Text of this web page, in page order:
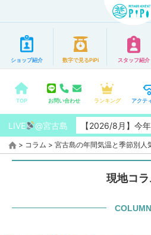
ショップ紹介 数字で見るPiPi スタッフ紹介
TOP お問い合わせ ランキング アクテ
LIVE @宮古島
【2026/8月】今年はペルセウス
> コラム > 宮古島の年間気温と季節別人
現地コラ
COLUMN